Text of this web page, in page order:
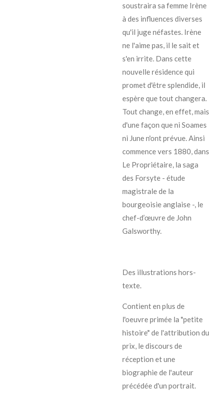
soustraira sa femme Irène
à des influences diverses
qu'il juge néfastes. Irène
ne l'aime pas, il le sait et
s'en irrite. Dans cette
nouvelle résidence qui
promet d'être splendide, il
espère que tout changera.
Tout change, en effet, mais
d'une façon que ni Soames
ni June n'ont prévue. Ainsi
commence vers 1880, dans
Le Propriétaire, la saga
des Forsyte - étude
magistrale de la
bourgeoisie anglaise -, le
chef-d’œuvre de John
Galsworthy.
Des illustrations hors-
texte.
Contient en plus de
l'oeuvre primée la "petite
histoire" de l'attribution du
prix, le discours de
réception et une
biographie de l'auteur
précédée d'un portrait.